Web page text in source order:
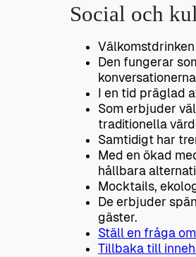
Social och
Den fungerar
I en tid präglad
Som erbjuder
traditionella
Samtidigt har
Med en ökad
hållbara
Mocktails,
De erbjuder
gäster.
Ställ en fråga
Tillbaka till